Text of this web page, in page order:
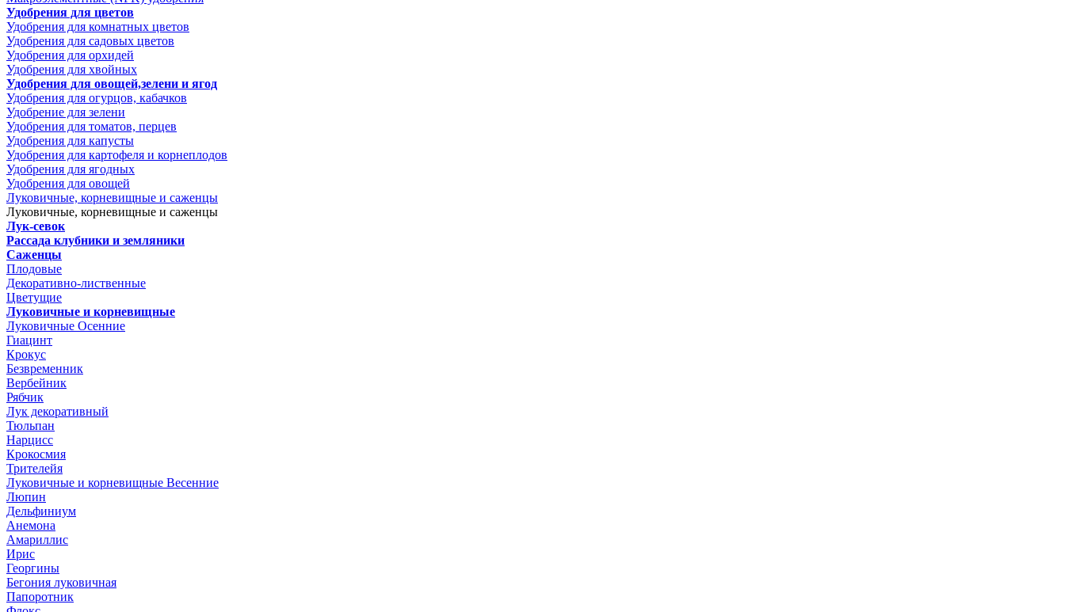
Удобрения для цветов
Удобрения для комнатных цветов
Удобрения для садовых цветов
Удобрения для орхидей
Удобрения для хвойных
Удобрения для овощей,зелени и ягод
Удобрения для огурцов, кабачков
Удобрение для зелени
Удобрения для томатов, перцев
Удобрения для капусты
Удобрения для картофеля и корнеплодов
Удобрения для ягодных
Удобрения для овощей
Луковичные, корневищные и саженцы
Луковичные, корневищные и саженцы
Лук-севок
Рассада клубники и земляники
Саженцы
Плодовые
Декоративно-лиственные
Цветущие
Луковичные и корневищные
Луковичные Осенние
Гиацинт
Крокус
Безвременник
Вербейник
Рябчик
Лук декоративный
Тюльпан
Нарцисс
Крокосмия
Трителейя
Луковичные и корневищные Весенние
Люпин
Дельфиниум
Анемона
Амариллис
Ирис
Георгины
Бегония луковичная
Папоротник